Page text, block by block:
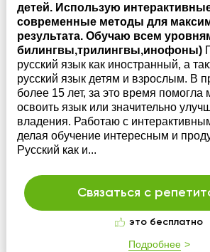
детей. Использую
современные методы для
результата. Обучаю всем
билингвы,трилингвы,инофоны)
русский язык как иностранный, а
русский язык детям и взрослым. В
более 15 лет, за это время помогла
освоить язык или значительно
владения. Работаю с
делая обучение интересным и
Русский как и...
Связаться с
это бесплатно
Подробнее